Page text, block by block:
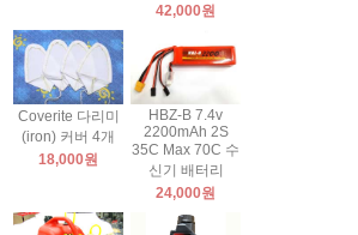
42,000원
Coverite 다리미
(iron) 커버 4개
18,000원
HBZ-B 7.4v
2200mAh 2S
35C Max 70C 수
신기 배터리
24,000원